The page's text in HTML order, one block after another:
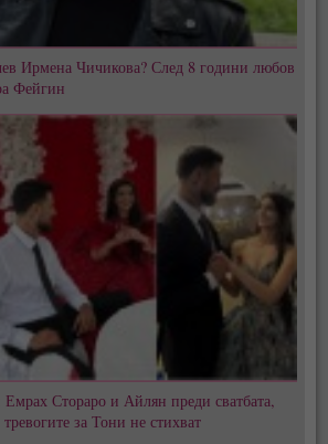
Ирмена Чичикова? След 8 години любов
Фейгин
Стораро и Айлян преди сватбата,
за Тони не стихват